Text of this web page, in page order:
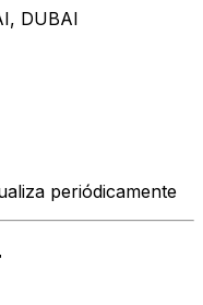
DUBAI
periódicamente